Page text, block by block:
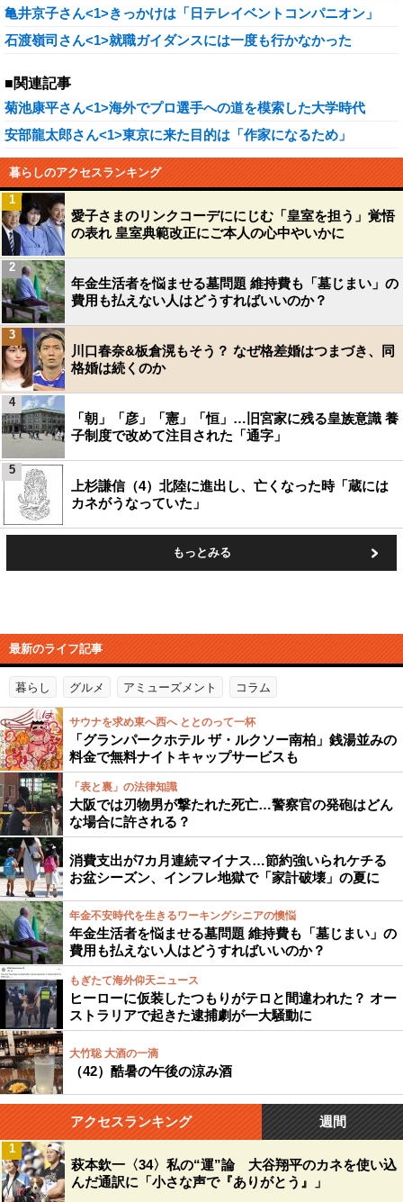
亀井京子さん<1>きっかけは「日テレイベントコンパニオン」
石渡嶺司さん<1>就職ガイダンスには一度も行かなかった
■関連記事
菊池康平さん<1>海外でプロ選手への道を模索した大学時代
安部龍太郎さん<1>東京に来た目的は「作家になるため」
暮らしのアクセスランキング
愛子さまのリンクコーデににじむ「皇室を担う」覚悟
の表れ 皇室典範改正にご本人の心中やいかに
1
年金生活者を悩ませる墓問題 維持費も「墓じまい」の
費用も払えない人はどうすればいいのか？
2
川口春奈&板倉滉もそう？ なぜ格差婚はつまづき、同
格婚は続くのか
3
「朝」「彦」「憲」「恒」…旧宮家に残る皇族意識 養
子制度で改めて注目された「通字」
4
上杉謙信（4）北陸に進出し、亡くなった時「蔵には
カネがうなっていた」
5
もっとみる
最新のライフ記事
暮らし グルメ アミューズメント コラム
サウナを求め東へ西へ ととのって一杯
「グランパークホテル ザ・ルクソー南柏」銭湯並みの
料金で無料ナイトキャップサービスも
「表と裏」の法律知識
大阪では刃物男が撃たれた死亡…警察官の発砲はどん
な場合に許される？
消費支出が7カ月連続マイナス…節約強いられケチる
お盆シーズン、インフレ地獄で「家計破壊」の夏に
年金不安時代を生きるワーキングシニアの懊悩
年金生活者を悩ませる墓問題 維持費も「墓じまい」の
費用も払えない人はどうすればいいのか？
もぎたて海外仰天ニュース
ヒーローに仮装したつもりがテロと間違われた？ オー
ストラリアで起きた逮捕劇が一大騒動に
大竹聡 大酒の一滴
（42）酷暑の午後の涼み酒
アクセスランキング 週間
萩本欽一〈34〉私の“運”論 大谷翔平のカネを使い込
んだ通訳に「小さな声で『ありがとう』」
1